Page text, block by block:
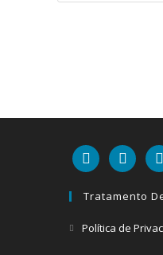
linkedinmail
Tratamento
Política de